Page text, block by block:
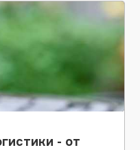
- от